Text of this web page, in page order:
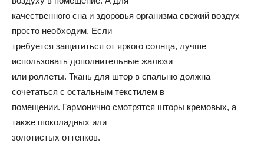
интерьеры,
качественного сна и здоровья организма свежий воздух
просто необходим. Если
требуется защититься от яркого солнца, лучше
использовать дополнительные жалюзи
или роллеты. Ткань для штор в спальню должна
сочетаться с остальным текстилем в
помещении. Гармонично смотрятся шторы кремовых, а
также шоколадных или
золотистых оттенков.